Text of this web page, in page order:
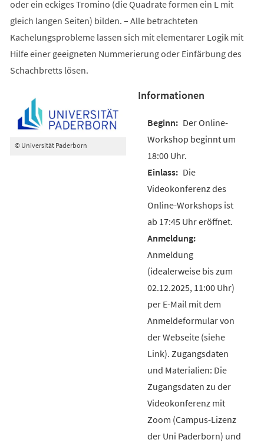
oder ein eckiges Tromino (die Quadrate formen ein L mit
gleich langen Seiten) bilden. – Alle betrachteten
Kachelungsprobleme lassen sich mit elementarer Logik mit
Hilfe einer geeigneten Nummerierung oder Einfärbung des
Schachbretts lösen.
© Universität Paderborn
Informationen
Der Online-
Workshop beginnt um
18:00 Uhr.
Die
Videokonferenz des
Online-Workshops ist
ab 17:45 Uhr eröffnet.
Anmeldung
(idealerweise bis zum
02.12.2025, 11:00 Uhr)
per E-Mail mit dem
Anmeldeformular von
der Webseite (siehe
Link). Zugangsdaten
und Materialien: Die
Zugangsdaten zu der
Videokonferenz mit
Zoom (Campus-Lizenz
der Uni Paderborn) und